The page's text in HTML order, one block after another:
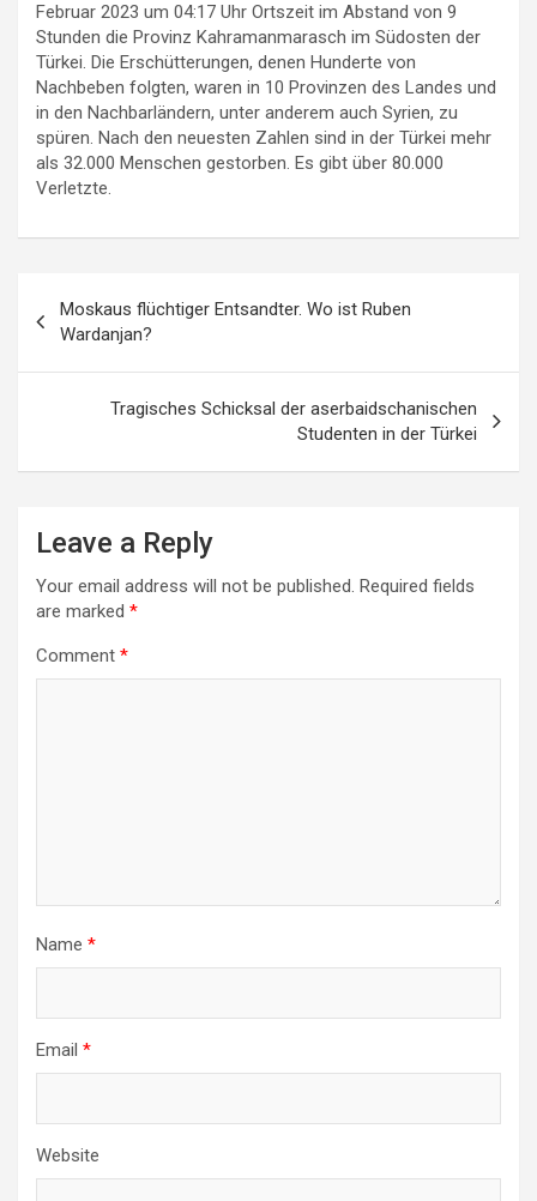
Februar 2023 um 04:17 Uhr Ortszeit im Abstand von 9
Stunden die Provinz Kahramanmarasch im Südosten der
Türkei. Die Erschütterungen, denen Hunderte von
Nachbeben folgten, waren in 10 Provinzen des Landes und
in den Nachbarländern, unter anderem auch Syrien, zu
spüren. Nach den neuesten Zahlen sind in der Türkei mehr
als 32.000 Menschen gestorben. Es gibt über 80.000
Verletzte.
navigation
Moskaus flüchtiger Entsandter. Wo ist Ruben
Wardanjan?
Tragisches Schicksal der aserbaidschanischen
Studenten in der Türkei
Leave a Reply
Your email address will not be published. Required fields
are marked *
Comment *
Name *
Email *
Website